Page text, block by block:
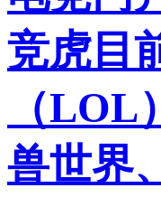
竞虎目
（
兽世界